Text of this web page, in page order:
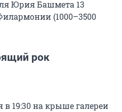
Юрия Башмета 13
(1000–3500
рок
в 19:30 на крыше галереи